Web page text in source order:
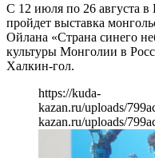
С 12 июля по 26 августа
пройдет выставка
Ойлана «Страна синего
культуры Монголии в
Халкин-гол.
https://kuda-
kazan.ru/uploads/
kazan.ru/uploads/